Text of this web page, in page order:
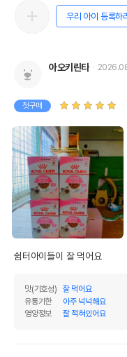
우리 아이 등록하
아오키린타
첫구매
쉼터아이들이 잘 먹어요
맛(기호성)
잘 먹어요
유통기한
아주 넉넉해요
영양정보
잘 적혀있어요